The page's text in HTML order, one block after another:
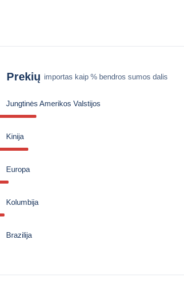
Prekių importas kaip % bendros sumos dalis
Jungtinės Amerikos Valstijos
Kinija
Europa
Kolumbija
Brazilija